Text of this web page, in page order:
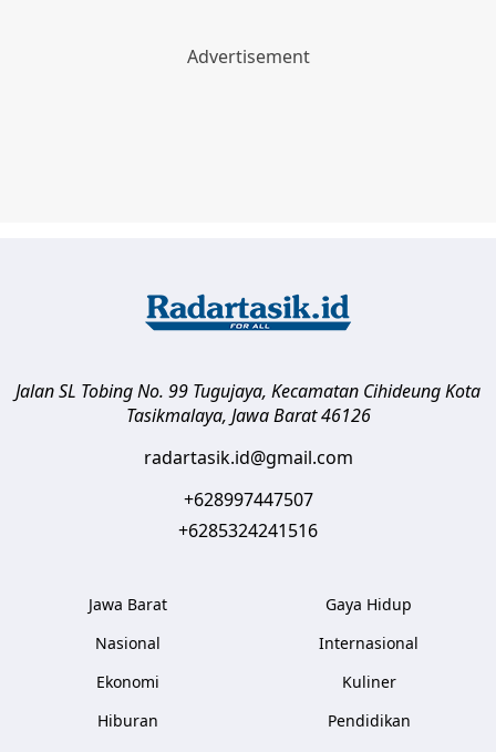
Jalan SL Tobing No. 99 Tugujaya, Kecamatan CihideungKota
Tasikmalaya, Jawa Barat 46126
radartasik.id@gmail.com
+628997447507
+6285324241516
Jawa Barat
Nasional
Ekonomi
Hiburan
Gaya Hidup
Internasional
Kuliner
Pendidikan